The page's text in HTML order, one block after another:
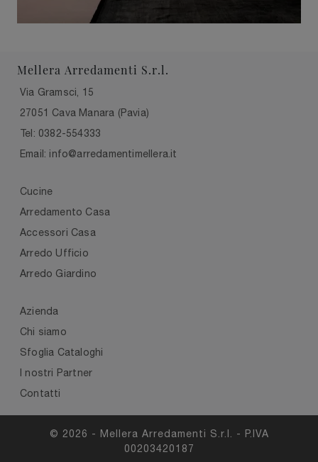
Mellera Arredamenti S.r.l.
Via Gramsci, 15
27051 Cava Manara (Pavia)
Tel: 0382-554333
Email: info@arredamentimellera.it
Cucine
Arredamento Casa
Accessori Casa
Arredo Ufficio
Arredo Giardino
Azienda
Chi siamo
Sfoglia Cataloghi
I nostri Partner
Contatti
© 2026 - Mellera Arredamenti S.r.l. - P.IVA
00203420187